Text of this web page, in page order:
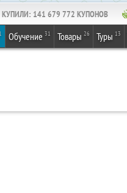
КУПИЛИ: 141 679 772 КУПОНОВ
Обучение 31 Товары 26 Туры 13